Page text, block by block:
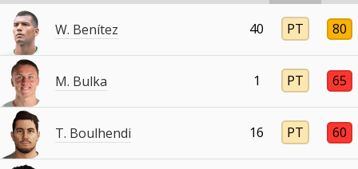
W. Benítez 40 PT 80
M. Bulka 1 PT 65
T. Boulhendi 16 PT 60